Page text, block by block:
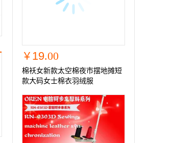
￥ 19.00
棉袄女新款太空棉夜市摆地摊短
款大码女士棉衣羽绒服